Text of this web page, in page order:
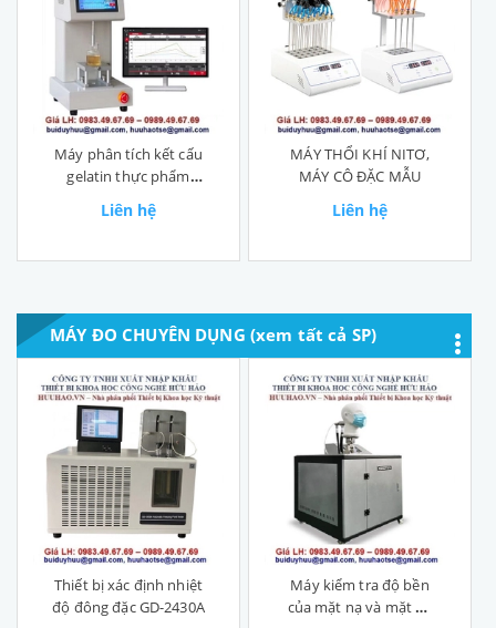
Máy phân tích kết cấu
gelatin thực phẩm
Liên hệ
MÁY THỔI KHÍ NITƠ,
MÁY CÔ ĐẶC MẪU
Liên hệ
MÁY ĐO CHUYÊN DỤNG (xem tất cả SP)
Thiết bị xác định nhiệt
độ đông đặc GD-2430A
Máy kiểm tra độ bền
của mặt nạ và mặt nạ